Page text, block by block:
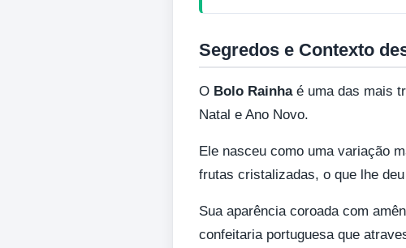
Segredos e Contexto
O Bolo Rainhaé uma das mais
Natal e Ano Novo.
Ele nasceu como uma variação
frutas cristalizadas, o que lhe
Sua aparência coroada com
confeitaria portuguesa que